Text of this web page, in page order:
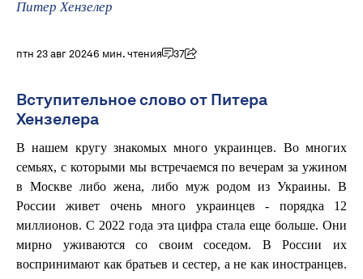
Питер Хензелер
птн 23 авг 20246 мин. чтения 37
Вступительное слово от Питера
Хензелера
В нашем кругу знакомых много украинцев. Во многих
семьях, с которыми мы встречаемся по вечерам за ужином
в Москве либо жена, либо муж родом из Украины. В
России живет очень много украинцев - порядка 12
миллионов. С 2022 года эта цифра стала еще больше. Они
мирно уживаются со своим соседом. В России их
воспринимают как братьев и сестер, а не как иностранцев.